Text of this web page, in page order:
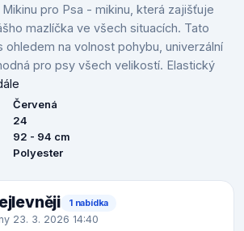
pro Psa - mikinu, která zajišťuje
mazlíčka ve všech situacích. Tato
ohledem na volnost pohybu, univerzální
pro psy všech velikostí. Elastický
Červená
24
92 - 94 cm
Polyester
1 nabídka
23. 3. 2026 14:40